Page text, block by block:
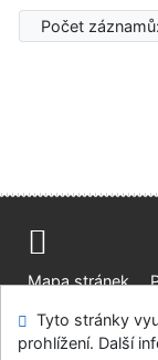
Počet
Mapa stránek
Modul
Tyto stránky
prohlížení. Další